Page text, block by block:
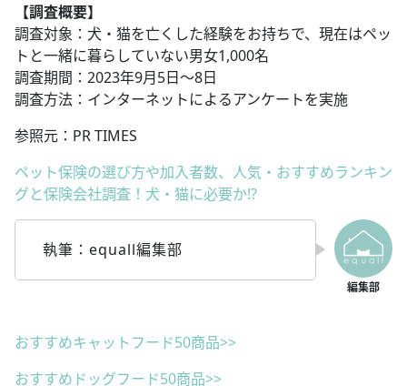
【調査概要】
調査対象：犬・猫を亡くした経験をお持ちで、現在はペッ
トと一緒に暮らしていない男女1,000名
調査期間：2023年9月5日～8日
調査方法：インターネットによるアンケートを実施
参照元：PR TIMES
ペット保険の選び方や加入者数、人気・おすすめランキン
グと保険会社調査！犬・猫に必要か!?
執筆：equall編集部
おすすめキャットフード50商品>>
おすすめドッグフード50商品>>